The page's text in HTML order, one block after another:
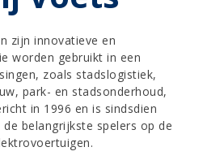
zijn innovatieve en
worden gebruikt in een
zoals stadslogistiek,
park- en stadsonderhoud,
in 1996 en is sindsdien
belangrijkste spelers op de